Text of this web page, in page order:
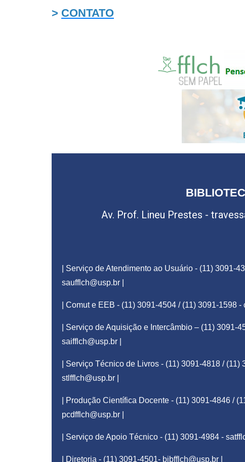
> CONTATO
Av. Prof. Lineu Prestes -
| Serviço de Atendimento ao Usuário - (11) 3091-
saufflch@usp.br
| Comut e EEB - (11) 3091-4504 / (11) 3091-1598 -
| Serviço de Aquisição e Intercâmbio – (11) 3091-
saifflch@usp.br
| Serviço Técnico de Livros - (11) 3091-4818 / (11)
stlfflch@usp.br
| Produção Científica Docente - (11) 3091-4846 /
pcdfflch@usp.br
| Serviço de Apoio Técnico - (11) 3091-4984 -
| Diretoria - (11) 3091-4501- bibfflch@usp.br